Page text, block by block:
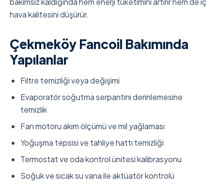
hava kalitesini düşürür.
Çekmeköy Fancoil Bakımında
Yapılanlar
Filtre temizliği veya değişimi
Evaporatör soğutma serpantini derinlemesine
temizlik
Fan motoru akım ölçümü ve mil yağlaması
Yoğuşma tepsisi ve tahliye hattı temizliği
Termostat ve oda kontrol ünitesi kalibrasyonu
Soğuk ve sıcak su vana ile aktüatör kontrolü